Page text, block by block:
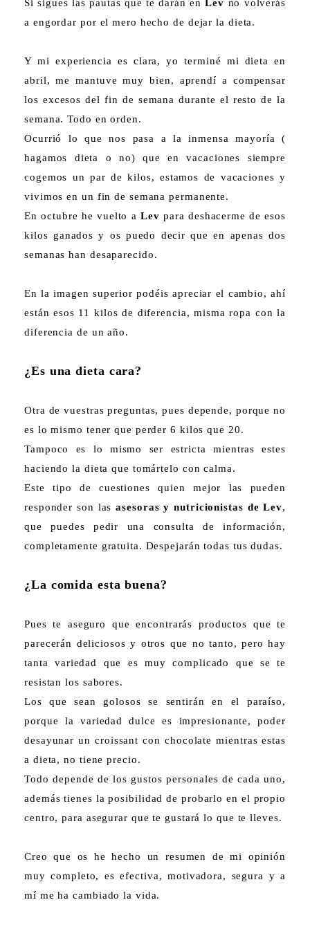
Si sigues las pautas que te darán enLev no volverás
a engordar por el mero hecho de dejar la dieta.
Y mi experiencia es clara, yo terminé mi dieta en
abril, me mantuve muy bien, aprendí a compensar
los excesos del fin de semana durante el resto de la
semana. Todo en orden.
Ocurrió lo que nos pasa a la inmensa mayoría (
hagamos dieta o no) que en vacaciones siempre
cogemos un par de kilos, estamos de vacaciones y
vivimos en un fin de semana permanente.
En octubre he vuelto a Lev para deshacerme de esos
kilos ganados y os puedo decir que en apenas dos
semanas han desaparecido.
En la imagen superior podéis apreciar el cambio, ahí
están esos 11 kilos de diferencia, misma ropa con la
diferencia de un año.
¿Es una dieta cara?
Otra de vuestras preguntas, pues depende, porque no
es lo mismo tener que perder 6 kilos que 20.
Tampoco es lo mismo ser estricta mientras estes
haciendo la dieta que tomártelo con calma.
Este tipo de cuestiones quien mejor las pueden
responder son lasasesoras y nutricionistas de Lev,
que puedes pedir una consulta de información,
completamente gratuita. Despejarán todas tus dudas.
¿La comida esta buena?
Pues te aseguro que encontrarás productos que te
parecerán deliciosos y otros que no tanto, pero hay
tanta variedad que es muy complicado que se te
resistan los sabores.
Los que sean golosos se sentirán en el paraíso,
porque la variedad dulce es impresionante, poder
desayunar un croissant con chocolate mientras estas
a dieta, no tiene precio.
Todo depende de los gustos personales de cada uno,
además tienes la posibilidad de probarlo en el propio
centro, para asegurar que te gustará lo que te lleves.
Creo que os he hecho un resumen de mi opinión
muy completo, es efectiva, motivadora, segura y a
mí me ha cambiado la vida.